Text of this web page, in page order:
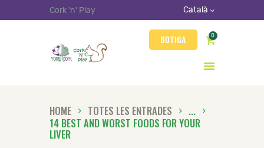
Cork 'n' Play Català
BOTIGA 0
HOME TOTES LES ENTRADES
...
14 BEST AND WORST FOODS FOR YOUR
LIVER
Cork 'N' Play
Botiga online yoga i joguines de suro
LA MARCA
PRODUCTES